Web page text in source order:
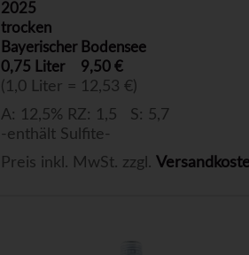
2025
trocken
Bayerischer Bodensee
0,75 Liter
9,50 €
(1,0 Liter = 12,53 €)
A: 12,5% RZ: 1,5 S: 5,7
-enthält Sulfite-
Preis inkl. MwSt. zzgl.